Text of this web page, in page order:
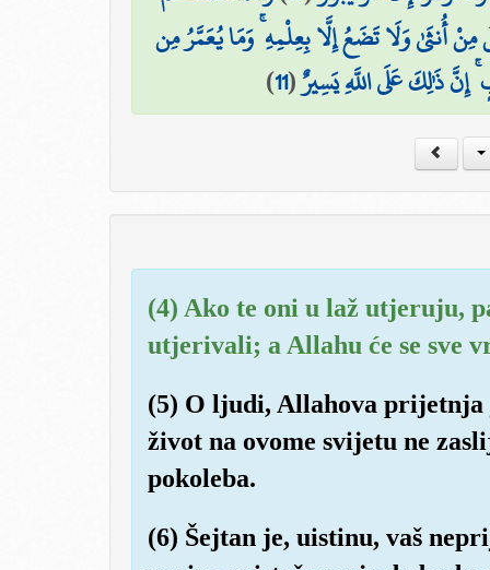
أُنثَىٰ وَلَا تَضَعُ إِلَّا بِعِلْمِهِ ۚ وَمَا يُعَمَّرُ مِن
ذَٰلِكَ عَلَى اللَّهِ يَسِيرٌ(
11
)
(4) Ako te oni u laž utjeruju,
utjerivali; a Allahu će se sve
(5) O ljudi, Allahova prijetnja
život na ovome svijetu ne
pokoleba.
(6) Šejtan je, uistinu, vaš